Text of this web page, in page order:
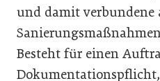
und damit verbundene
Besteht für einen